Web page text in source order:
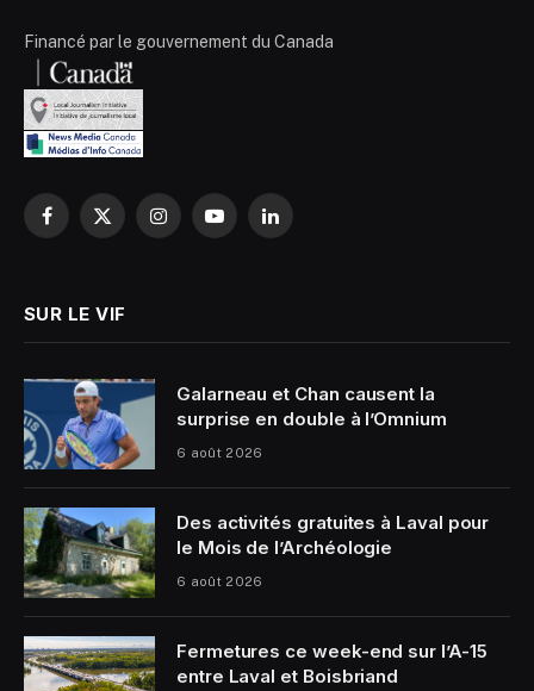
Financé par le gouvernement du Canada
Facebook
X
InstagramYouTubeLinkedIn
SUR LE VIF
Galarneau et Chan causent la
surprise en double à l’Omnium
6 août 2026
Des activités gratuites à Laval pour
le Mois de l’Archéologie
6 août 2026
Fermetures ce week-end sur l’A-15
entre Laval et Boisbriand